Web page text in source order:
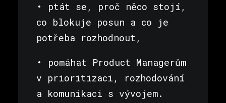
• ptát se, proč něco stojí,
co blokuje posun a co je
potřeba rozhodnout,
• pomáhat Product Managerům
v prioritizaci, rozhodování
a komunikaci s vývojem.